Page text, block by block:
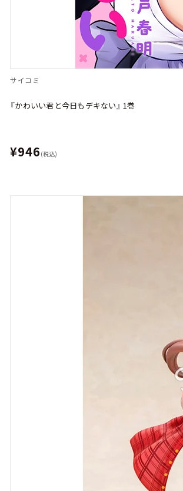
サイコミ
『かわいい君と今日もデキない』 1巻
¥946 (税込)